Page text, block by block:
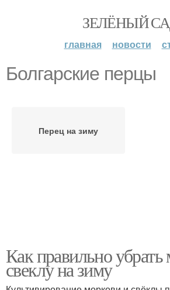
ЗЕЛЁНЫЙ
главная новости
Болгарские перцы
Перец на зиму
Как правильно убрать
свеклу на зиму